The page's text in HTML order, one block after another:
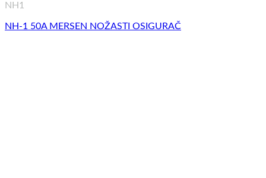
NH1
NH-1 50A MERSEN NOŽASTI OSIGURAČ